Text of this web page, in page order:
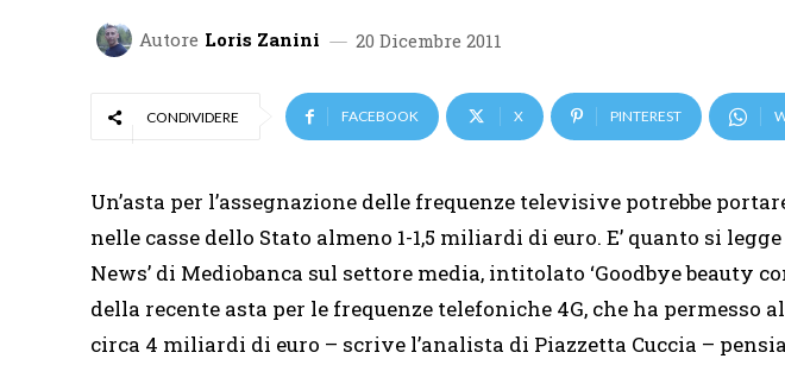
Autore Loris Zanini 20 Dicembre 2011
CONDIVIDERE FACEBOOK X PINTEREST
Un’asta per l’assegnazione delle frequenze televisive potrebbe
nelle casse dello Stato almeno 1-1,5 miliardi di euro. E’ quanto si
News’ di Mediobanca sul settore media, intitolato ‘Goodbye beauty
della recente asta per le frequenze telefoniche 4G, che ha permesso
circa 4 miliardi di euro – scrive l’analista di Piazzetta Cuccia –